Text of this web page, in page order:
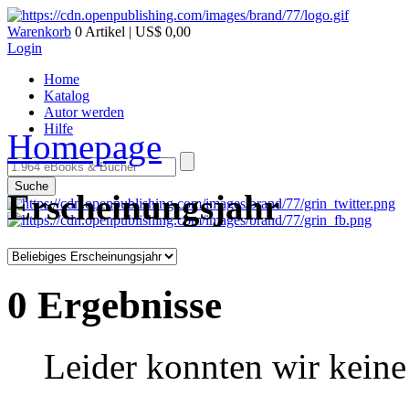
Warenkorb 0 Artikel | US$ 0,00
Login
Home
Katalog
Autor werden
Hilfe
Suche
Homepage
Erscheinungsjahr
0 Ergebnisse
Leider konnten wir